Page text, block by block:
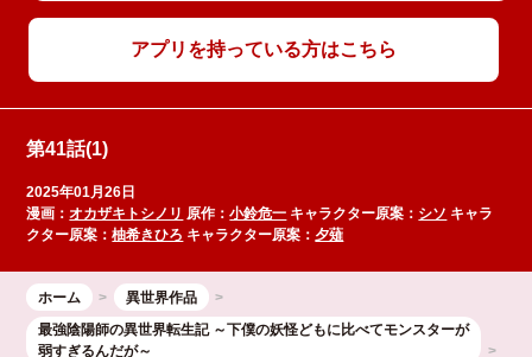
アプリを持っている方はこちら
第41話(1)
2025年01月26日
漫画：オカザキトシノリ 原作：小鈴危一 キャラクター原案： シソ キャラ
クター原案：柚希きひろ キャラクター原案： 夕薙
ホーム
異世界作品
最強陰陽師の異世界転生記 ～下僕の妖怪どもに比べてモンスターが
弱すぎるんだが～